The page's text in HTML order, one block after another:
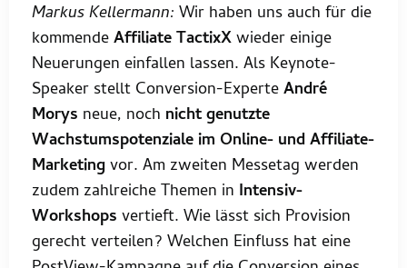
Markus Kellermann: Wir haben uns auch für die
kommendeAffiliate TactixXwieder einige
Neuerungen einfallen lassen. Als Keynote-
Speaker stellt Conversion-ExperteAndré
Morys neue, noch nicht genutzte
Wachstumspotenziale im Online- und Affiliate-
Marketing vor. Am zweiten Messetag werden
zudem zahlreiche Themen in Intensiv-
Workshops vertieft. Wie lässt sich Provision
gerecht verteilen? Welchen Einfluss hat eine